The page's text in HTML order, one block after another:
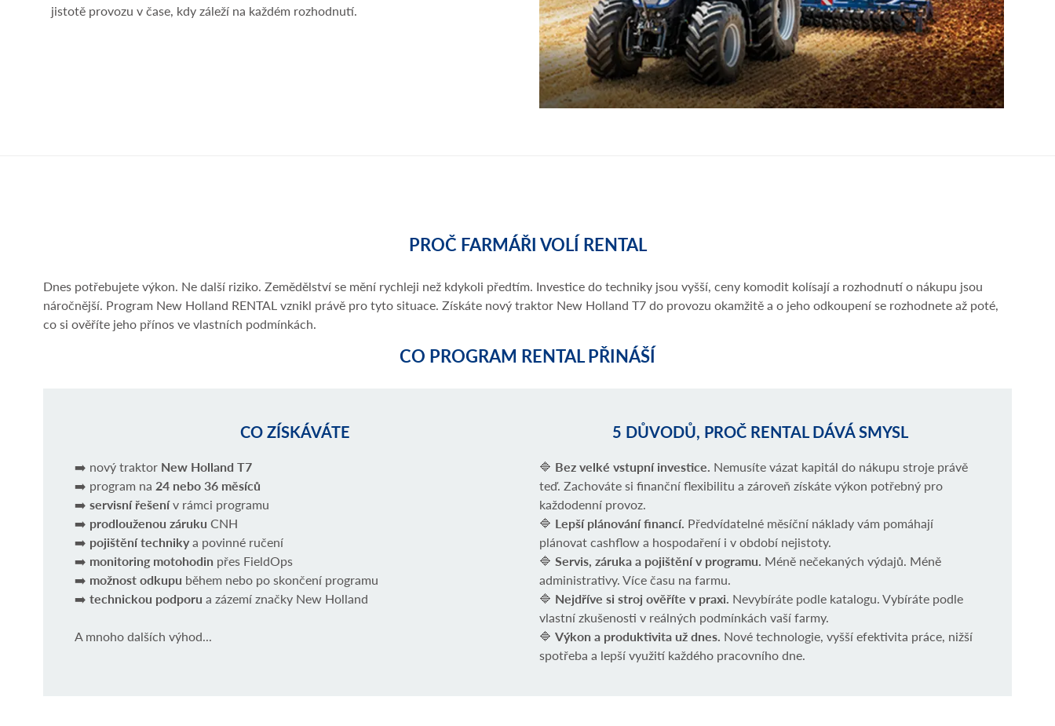
jistotě provozu v čase, kdy záleží na každém rozhodnutí.
PROČ FARMÁŘI VOLÍ RENTAL
Dnes potřebujete výkon. Ne další riziko. Zemědělství se mění rychleji než kdykoli předtím. Investice do techniky jsou vyšší, ceny komodit kolísají a rozhodnutí o nákupu jsou
náročnější. Program New Holland RENTAL vznikl právě pro tyto situace. Získáte nový traktor New Holland T7 do provozu okamžitě a o jeho odkoupení se rozhodnete až poté,
co si ověříte jeho přínos ve vlastních podmínkách.
CO PROGRAM RENTAL PŘINÁŠÍ
CO ZÍSKÁVÁTE
➡️ nový traktor New Holland T7
➡️ program na 24 nebo 36 měsíců
➡️ servisní řešenív rámci programu
➡️ prodlouženou záruku CNH
➡️ pojištění technikya povinné ručení
➡️ monitoring motohodin přes FieldOps
➡️ možnost odkupu během nebo po skončení programu
➡️ technickou podporu a zázemí značky New Holland
A mnoho dalších výhod...
5 DŮVODŮ, PROČ RENTAL DÁVÁ SMYSL
🔷 Bez velké vstupní investice. Nemusíte vázat kapitál do nákupu stroje právě
teď. Zachováte si finanční flexibilitu a zároveň získáte výkon potřebný pro
každodenní provoz.
🔷 Lepší plánování financí. Předvídatelné měsíční náklady vám pomáhají
plánovat cashflow a hospodaření i v období nejistoty.
🔷 Servis, záruka a pojištění v programu. Méně nečekaných výdajů. Méně
administrativy. Více času na farmu.
🔷 Nejdříve si stroj ověříte v praxi. Nevybíráte podle katalogu. Vybíráte podle
vlastní zkušenosti v reálných podmínkách vaší farmy.
🔷 Výkon a produktivita už dnes. Nové technologie, vyšší efektivita práce, nižší
spotřeba a lepší využití každého pracovního dne.